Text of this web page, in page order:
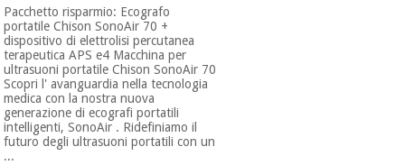
Pacchetto risparmio: Ecografo
portatile Chison SonoAir 70 +
dispositivo di elettrolisi percutanea
terapeutica APS e4 Macchina per
ultrasuoni portatile Chison SonoAir 70
Scopri l' avanguardia nella tecnologia
medica con la nostra nuova
generazione di ecografi portatili
intelligenti, SonoAir . Ridefiniamo il
futuro degli ultrasuoni portatili con un
...